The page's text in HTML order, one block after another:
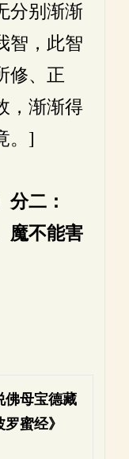
分别渐渐
智，此智
修、正
，渐渐得
。]
分二：
魔不能害
佛母宝德藏
蜜经》